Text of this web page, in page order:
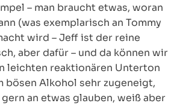
– man braucht etwas, woran
(was exemplarisch an Tommy
wird – Jeff ist der reine
aber dafür – und da können wir
leichten reaktionären Unterton
bösen Alkohol sehr zugeneigt,
an etwas glauben, weiß aber